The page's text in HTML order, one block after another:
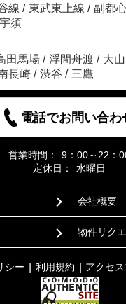
線 / 東武東上線 / 副都
須
田馬場 / 浮間舟渡 / 大山
長崎 / 渋谷 / 三鷹
電話でお問い合わ
営業時間：
9：00～22：
定休日：
水曜日
会社概要
物件リク
シー 利用規約 アクセ